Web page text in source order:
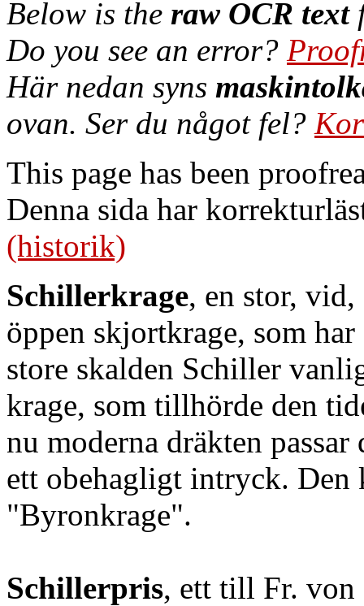
Below is the raw OCR text
Do you see an error?
Här nedan syns
ovan. Ser du något fel?
This page has been
Denna sida har
(historik)
Schillerkrage, en stor,
öppen skjortkrage, som
store skalden Schiller
krage, som tillhörde den
nu moderna dräkten
ett obehagligt intryck. Den
"Byronkrage".
Schillerpris, ett till Fr. von